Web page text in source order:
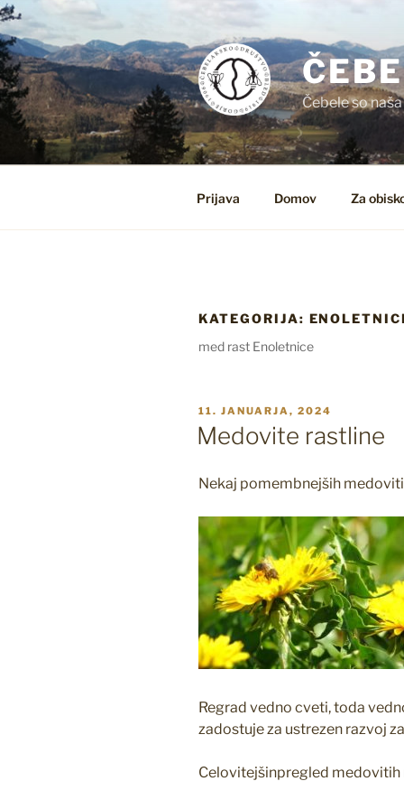
Skoči
na
vsebino
Čebele so
Prijava Domov Za
KATEGORIJA:
med rast Enoletnice
OBJAVLJENO
DNE
11. JANUARJA, 2024
Medovite rastline
Nekaj pomembnejših
Regrad vedno cveti, toda
zadostuje za ustrezen razvoj
Celovitejšinpregled medovitih